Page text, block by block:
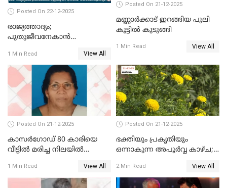
Posted On 22-12-2025
രാജ്യത്താദ്യം;
പുതുജീവനേകാൻ
എറണാകുളം സർക്കാർ
ജനറൽ
ആശുപത്രിയിലെത്തിച്ചു
1 Min Read View All
Posted On 21-12-2025
മണ്ണാർക്കാട് ഇറങ്ങിയ പുലി
കൂട്ടിൽ കുടുങ്ങി
1 Min Read View All
Posted On 21-12-2025
കാസർഗോഡ് 80 കാരിയെ
വീട്ടിൽ മരിച്ച നിലയിൽ
1 Min Read View All
Posted On 21-12-2025
ഭക്തിയും പ്രകൃതിയും
ഒന്നാകുന്ന അപൂര്‍വ്വ കാഴ്ച;
കാഴ്ചാനുഭവമൊരുക്കി
ശബരീ നന്ദനം
2 Min Read View All